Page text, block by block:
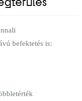
befektetés is: